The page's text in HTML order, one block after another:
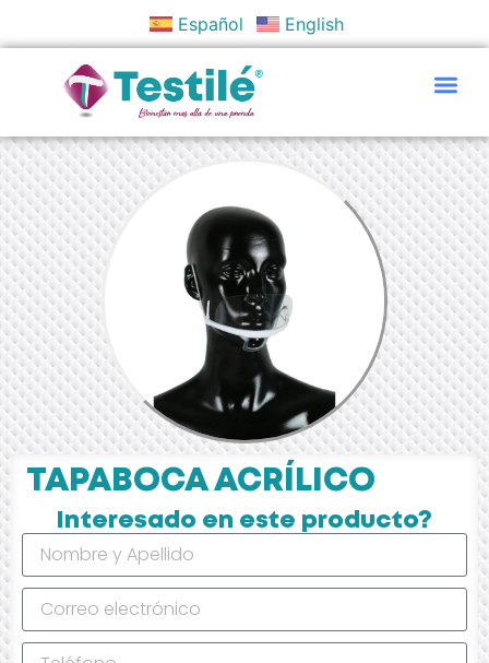
English
Español
TAPABOCA ACRÍLICO
Interesado en este producto?